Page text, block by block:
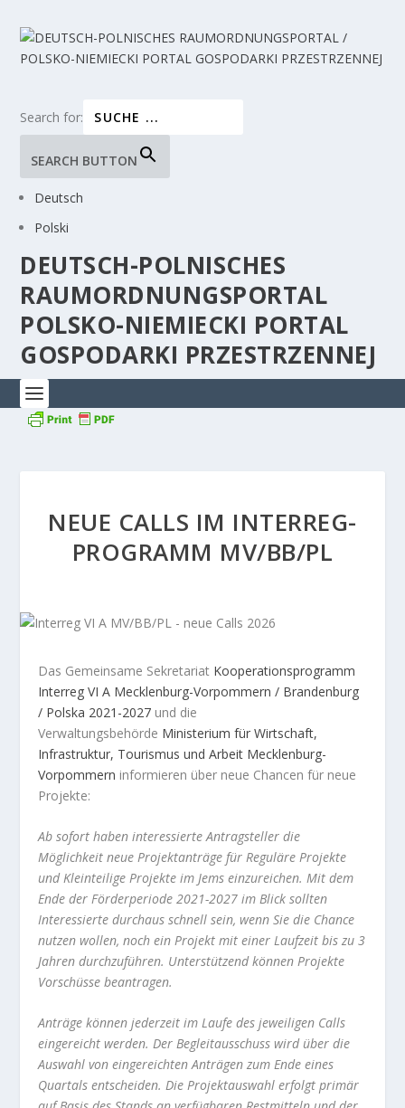
Search for:
SEARCH BUTTON
Deutsch
Polski
DEUTSCH-POLNISCHES
RAUMORDNUNGSPORTAL
POLSKO-NIEMIECKI PORTAL
GOSPODARKI PRZESTRZENNEJ
NEUE CALLS IM INTERREG-
PROGRAMM MV/BB/PL
Das Gemeinsame Sekretariat Kooperationsprogramm
Interreg VI A Mecklenburg-Vorpommern / Brandenburg
/ Polska 2021-2027 und die
Verwaltungsbehörde Ministerium für Wirtschaft,
Infrastruktur, Tourismus und Arbeit Mecklenburg-
Vorpommern informieren über neue Chancen für neue
Projekte:
Ab sofort haben interessierte Antragsteller die
Möglichkeit neue Projektanträge für Reguläre Projekte
und Kleinteilige Projekte im Jems einzureichen. Mit dem
Ende der Förderperiode 2021-2027 im Blick sollten
Interessierte durchaus schnell sein, wenn Sie die Chance
nutzen wollen, noch ein Projekt mit einer Laufzeit bis zu 3
Jahren durchzuführen. Unterstützend können Projekte
Vorschüsse beantragen.
Anträge können jederzeit im Laufe des jeweiligen Calls
eingereicht werden. Der Begleitausschuss wird über die
Auswahl von eingereichten Anträgen zum Ende eines
Quartals entscheiden. Die Projektauswahl erfolgt primär